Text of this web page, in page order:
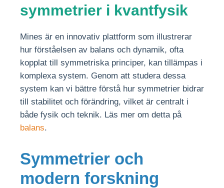
symmetrier i kvantfysik
Mines är en innovativ plattform som illustrerar
hur förståelsen av balans och dynamik, ofta
kopplat till symmetriska principer, kan tillämpas i
komplexa system. Genom att studera dessa
system kan vi bättre förstå hur symmetrier bidrar
till stabilitet och förändring, vilket är centralt i
både fysik och teknik. Läs mer om detta på
balans.
Symmetrier och
modern forskning